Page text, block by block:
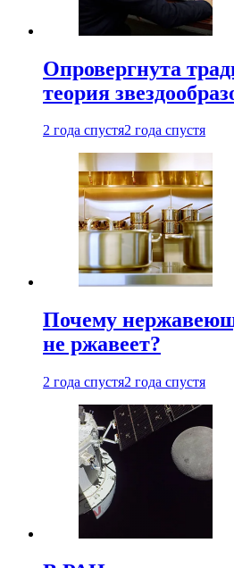
Опровергнута
теория
2 года спустя2 года спустя
Почему
не ржавеет?
2 года спустя2 года спустя